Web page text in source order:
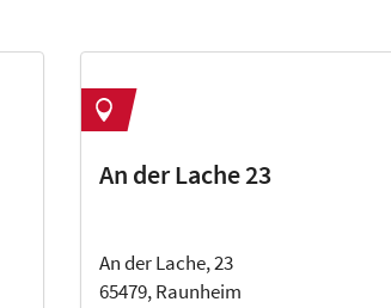
An der Lache 23
An der Lache, 23
65479, Raunheim